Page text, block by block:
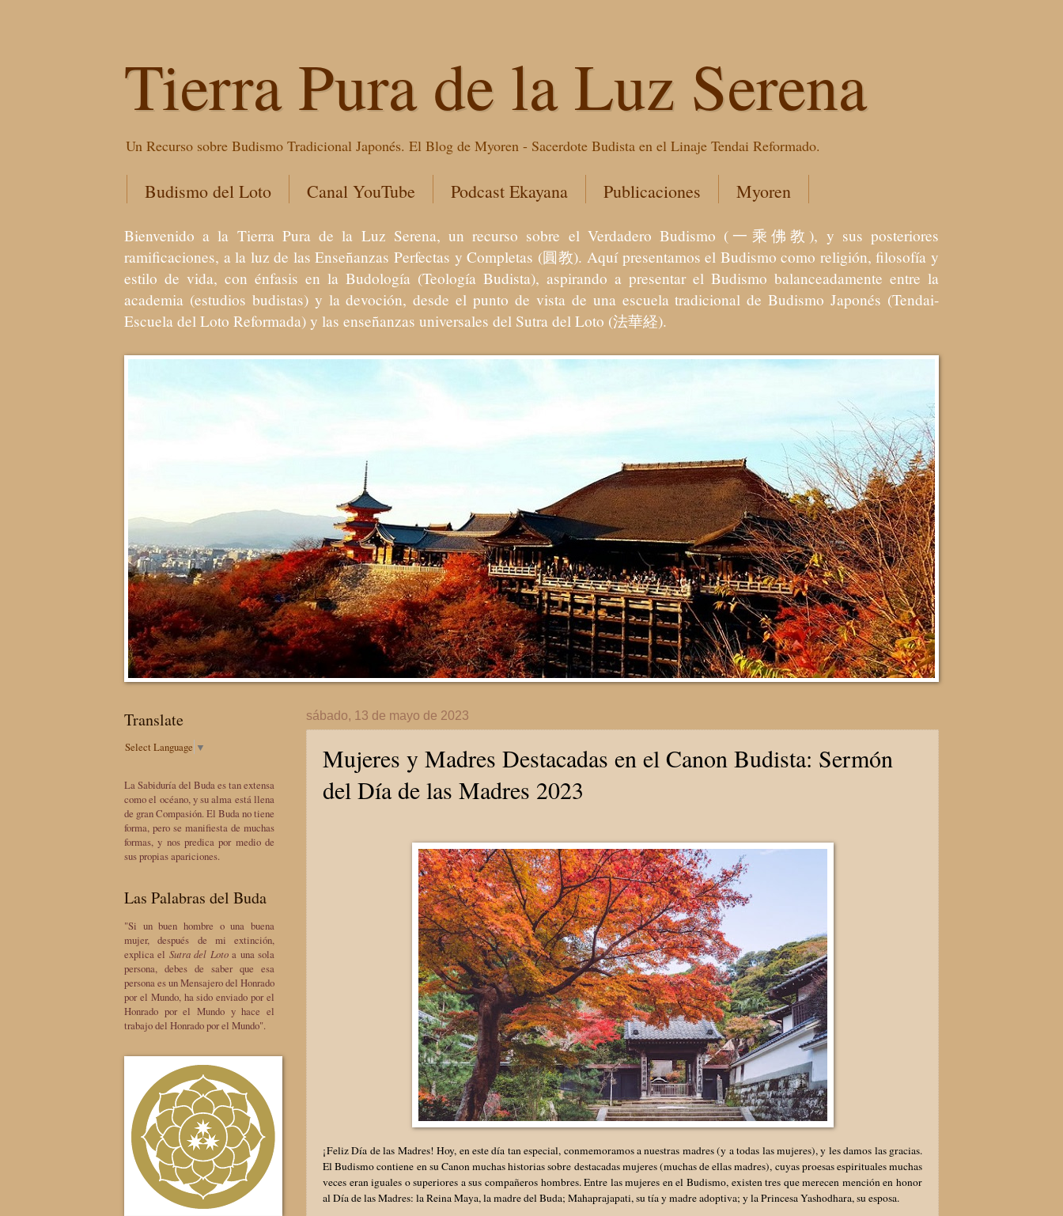
Tierra Pura de la Luz Serena
Un Recurso sobre Budismo Tradicional Japonés. El Blog de Myoren - Sacerdote Budista en el Linaje Tendai Reformado.
Budismo del Loto Canal YouTube Podcast Ekayana Publicaciones Myoren
Bienvenido a la Tierra Pura de la Luz Serena, un recurso sobre el Verdadero Budismo (一乘佛教), y sus posteriores
ramificaciones, a la luz de las Enseñanzas Perfectas y Completas (圓教). Aquí presentamos el Budismo como religión, filosofía y
estilo de vida, con énfasis en la Budología (Teología Budista), aspirando a presentar el Budismo balanceadamente entre la
academia (estudios budistas) y la devoción, desde el punto de vista de una escuela tradicional de Budismo Japonés (Tendai-
Escuela del Loto Reformada) y las enseñanzas universales del Sutra del Loto (法華経).
sábado, 13 de mayo de 2023
Mujeres y Madres Destacadas en el Canon Budista: Sermón
del Día de las Madres 2023
¡Feliz Día de las Madres! Hoy, en este día tan especial, conmemoramos a nuestras madres (y a todas las mujeres), y les damos las gracias.
El Budismo contiene en su Canon muchas historias sobre destacadas mujeres (muchas de ellas madres), cuyas proesas espirituales muchas
veces eran iguales o superiores a sus compañeros hombres. Entre las mujeres en el Budismo, existen tres que merecen mención en honor
al Día de las Madres: la Reina Maya, la madre del Buda; Mahaprajapati, su tía y madre adoptiva; y la Princesa Yashodhara, su esposa.
Translate
Select Language ▼
La Sabiduría del Buda es tan extensa
como el océano, y su alma está llena
de gran Compasión. El Buda no tiene
forma, pero se manifiesta de muchas
formas, y nos predica por medio de
sus propias apariciones.
Las Palabras del Buda
"Si un buen hombre o una buena
mujer, después de mi extinción,
explica el Sutra del Lotoa una sola
persona, debes de saber que esa
persona es un Mensajero del Honrado
por el Mundo, ha sido enviado por el
Honrado por el Mundo y hace el
trabajo del Honrado por el Mundo".